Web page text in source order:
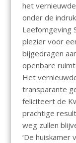
het
onder de
Leefomgeving
plezier voor
bijgedragen
openbare
Het
transparante
feliciteert de
prachtige
weg zullen
‘De huiskamer